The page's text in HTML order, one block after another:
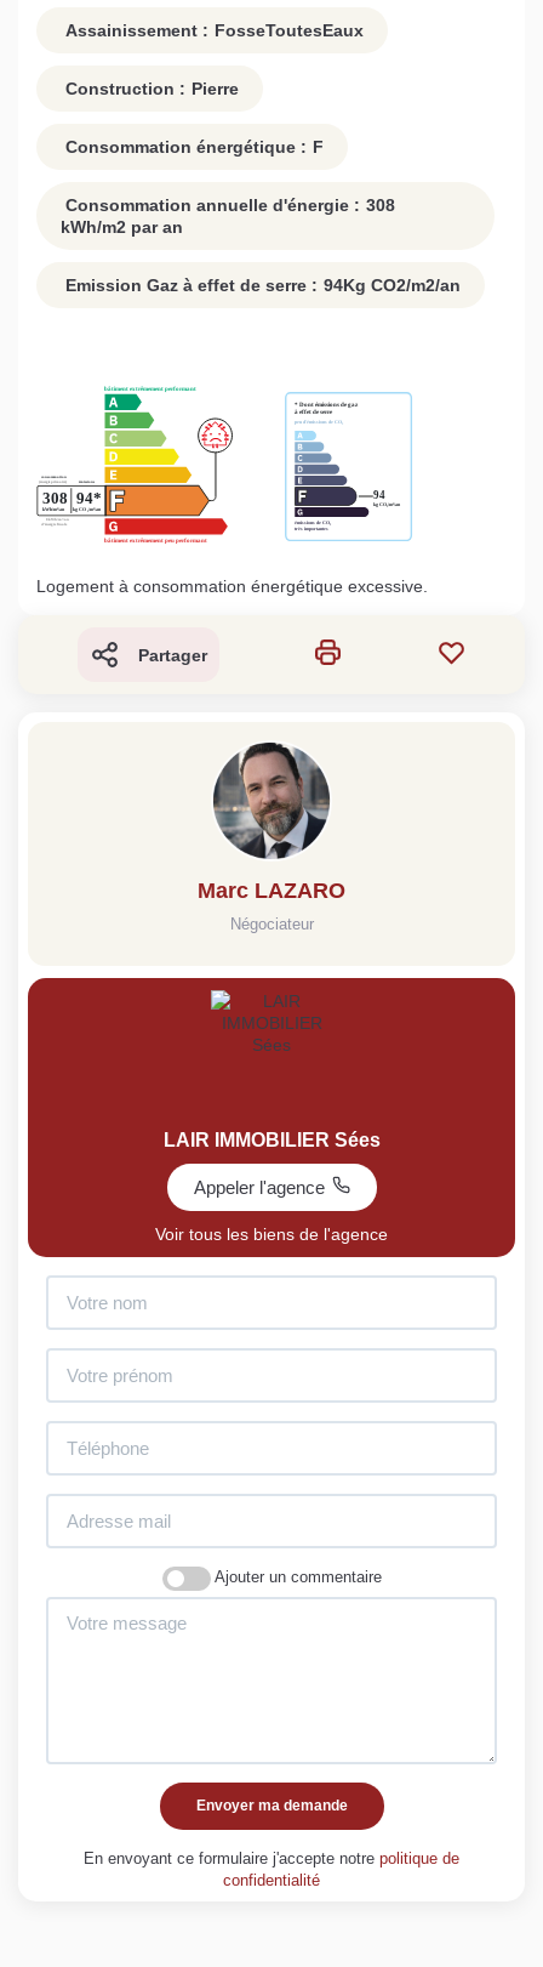
Assainissement : FosseToutesEaux
Construction : Pierre
Consommation énergétique : F
Consommation annuelle d'énergie : 308
kWh/m2 par an
Emission Gaz à effet de serre : 94Kg CO2/m2/an
Logement à consommation énergétique excessive.
Partager
Marc LAZARO
Négociateur
LAIR IMMOBILIER Sées
Appeler l'agence
Voir tous les biens de l'agence
Ajouter un commentaire
Envoyer ma demande
En envoyant ce formulaire j'accepte notre politique de
confidentialité